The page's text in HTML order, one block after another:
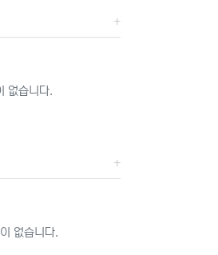
없습니다.
없습니다.